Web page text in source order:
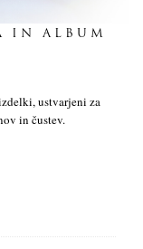
IN ALBUM
ustvarjeni za
in čustev.